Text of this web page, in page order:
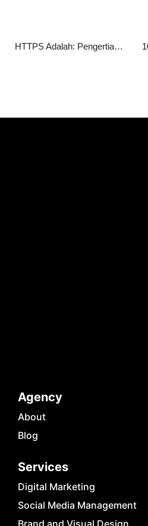
HTTPS Adalah: Pengertian, Fungsi, Cara Kerja, serta Manfaatnya bagi Website
Agency
About
Blog
Services
Digital Marketing
Social Media Management
Brand and Visual Design